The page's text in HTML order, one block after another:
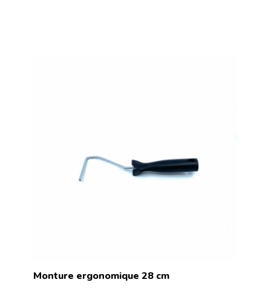
Monture ergonomique 28 cm